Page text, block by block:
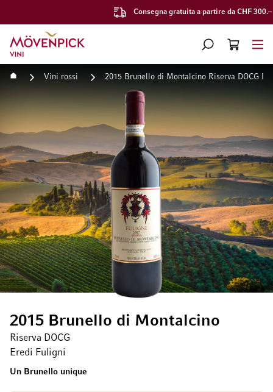
Consegna gratuita a partire da CHF 300.–
Vai alla Home Page
CERCA
CART
Home Vini rossi 2015 Brunello di Montalcino Riserva DOCG
2015 Brunello di Montalcino
Riserva DOCG
Eredi Fuligni
Un Brunello unique
Vai alla fine della galleria di immagini